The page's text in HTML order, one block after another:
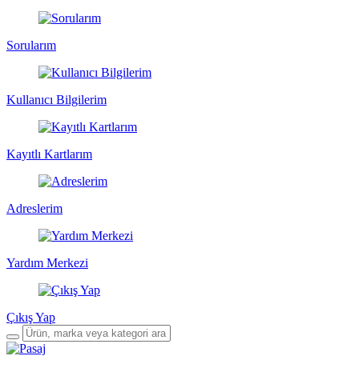
Sorularım
Kullanıcı Bilgilerim
Kayıtlı Kartlarım
Adreslerim
Yardım Merkezi
Çıkış Yap